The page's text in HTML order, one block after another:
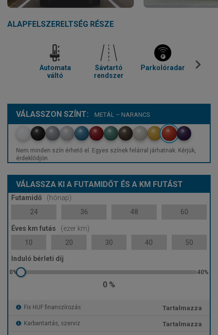
ALAPFELSZERELTSÉG RÉSZE
Automata
váltó
Sávtartó
rendszer
Parkolóradar
VÁLASSZON SZÍNT: METÁL – NARANCS
Nem minden szín érhető el. Egyes színek felárral járhatnak. Kérjük,
érdeklődjön.
VÁLASSZA KI A FUTAMIDŐT ÉS A KM FUTÁST
Futamidő
(hónap)
24
36 48 60
Éves km futás
(ezer km)
10
20 30 40 50
Induló bérleti díj
0 %
Fix HUF finanszírozás Tartalmazza
Karbantartás, szerviz Tartalmazza